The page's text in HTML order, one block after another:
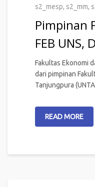
s2_mesp, s2_mm,
Pimpinan
FEB UNS,
Fakultas Ekonomi
dari pimpinan
Tanjungpura
READ MORE